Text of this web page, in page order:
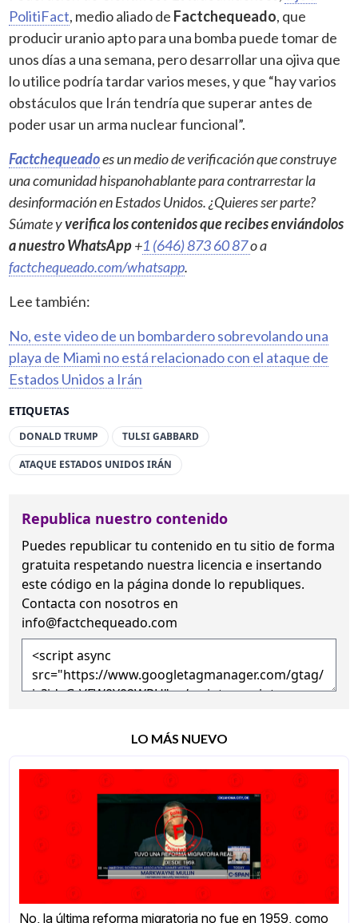
ETIQUETAS
DONALD TRUMP TULSI GABBARD
ATAQUE ESTADOS UNIDOS IRÁN
PolitiFact, medio aliado de Factchequeado, que
producir uranio apto para una bomba puede tomar de
unos días a una semana, pero desarrollar una ojiva que
lo utilice podría tardar varios meses, y que “hay varios
obstáculos que Irán tendría que superar antes de
poder usar un arma nuclear funcional”.
Factchequeadoes un medio de verificación que construye
una comunidad hispanohablante para contrarrestar la
desinformación en Estados Unidos. ¿Quieres ser parte?
Súmate yverifica los contenidos que recibes enviándolos
a nuestro WhatsApp+1 (646) 873 60 87o a
factchequeado.com/whatsapp.
Lee también:
No, este video de un bombardero sobrevolando una
playa de Miami no está relacionado con el ataque de
Estados Unidos a Irán
Republica nuestro contenido
Puedes republicar tu contenido en tu sitio de forma
gratuita respetando nuestra licencia e insertando
este código en la página donde lo republiques.
Contacta con nosotros en
info@factchequeado.com
LO MÁS NUEVO
No, la última reforma migratoria no fue en 1959, como